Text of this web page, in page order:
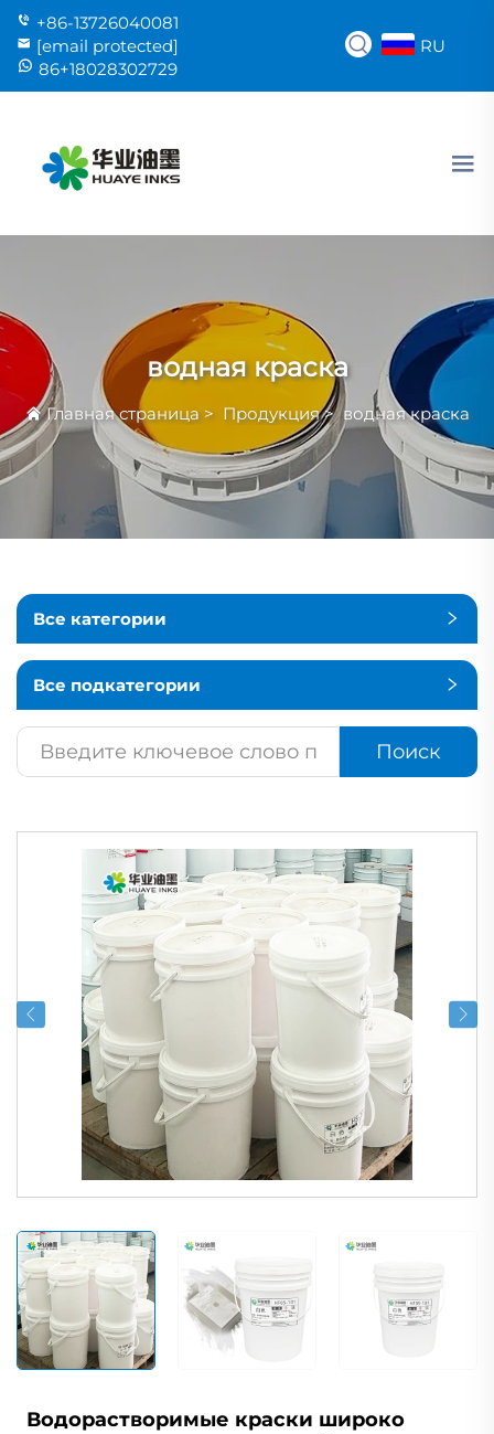
+86-13726040081
[email protected]
86+18028302729
RU
водная краска
Главная страница> Продукция>водная краска
Все категории
Все подкатегории
Поиск
Водорастворимые краски широко